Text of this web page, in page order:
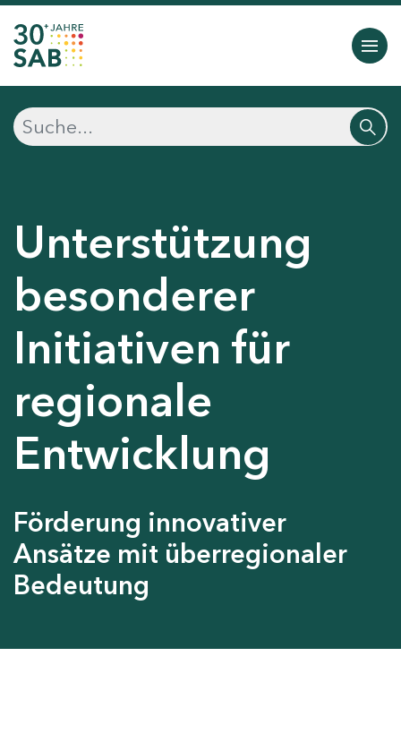
Unterstützung
besonderer
Initiativen für
regionale
Entwicklung
Förderung innovativer
Ansätze mit überregionaler
Bedeutung